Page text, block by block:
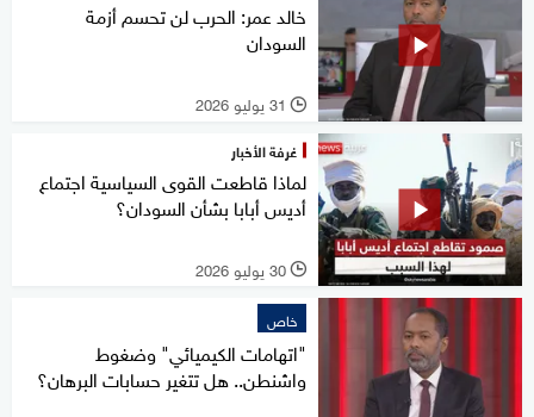
خالد عمر: الحرب لن تحسم أزمة
السودان
l 31 يوليو 2026
غرفة الأخبار
لماذا قاطعت القوى السياسية اجتماع
أديس أبابا بشأن السودان؟
l 30 يوليو 2026
خاص
"اتهامات الكيميائي" وضغوط
واشنطن.. هل تتغير حسابات البرهان؟